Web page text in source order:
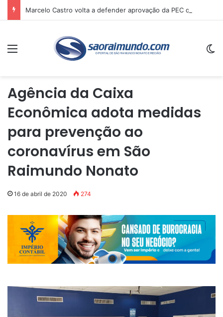
Menu
Agência da Caixa
Econômica adota medidas
para prevenção ao
coronavírus em São
Raimundo Nonato
16 de abril de 2020 274